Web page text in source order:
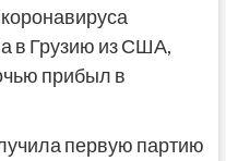
в Грузию из США,
прибыл в
первую партию